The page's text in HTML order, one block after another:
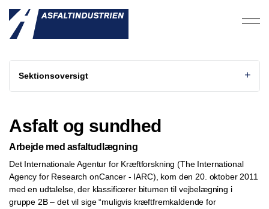
Sektionsoversigt
Asfalt og sundhed
Arbejde med asfaltudlægning
Det Internationale Agentur for Kræftforskning (The International
Agency for Research onCancer - IARC), kom den 20. oktober 2011
med en udtalelse, der klassificerer bitumen til vejbelægning i
gruppe 2B – det vil sige “muligvis kræftfremkaldende for